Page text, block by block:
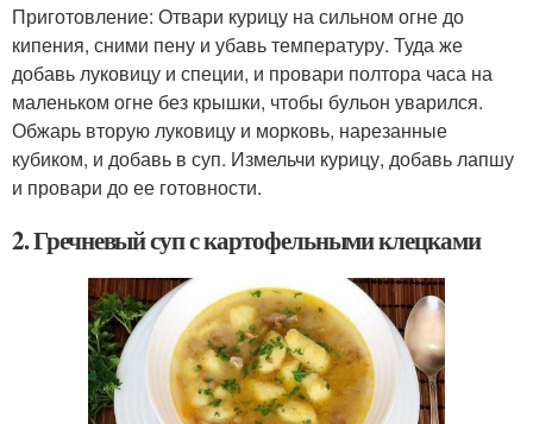
Приготовление: Отвари курицу на сильном огне до
кипения, сними пену и убавь температуру. Туда же
добавь луковицу и специи, и провари полтора часа на
маленьком огне без крышки, чтобы бульон уварился.
Обжарь вторую луковицу и морковь, нарезанные
кубиком, и добавь в суп. Измельчи курицу, добавь лапшу
и провари до ее готовности.
2. Гречневый суп с картофельными клецками